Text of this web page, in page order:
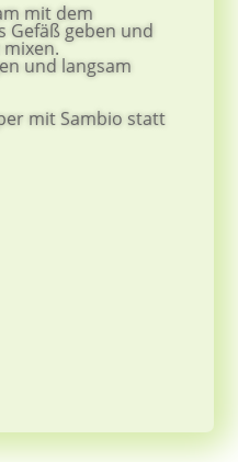
mit dem
Gefäß geben und
und langsam
mit Sambio statt